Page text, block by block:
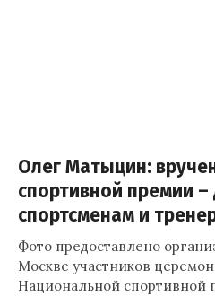
Олег Матыцин:
спортивной премии
спортсменам и
Фото предоставлено
Москве участников
Национальной спортивной